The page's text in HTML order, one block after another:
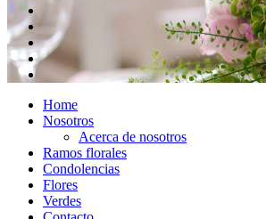
github
google-
plus
instagram
flickr
spotify
Close
Menu
Home
Nosotros
Acerca de nosotros
Ramos florales
Condolencias
Flores
Verdes